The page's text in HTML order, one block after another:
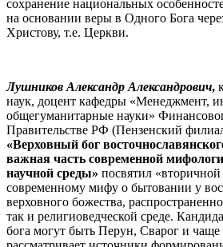
сохранение национальных
на основании веры в Одного Бога
Христову, т.е. Церкви.
Лушников Александр Александрович,
наук, доцент кафедры «Менеджмент,
общегуманитарные науки»
Правительстве РФ (Пензенский
«Верховный бог
важная часть современной
научной среды» посвятил
современному мифу о бытовании у
верховного божества,
так и религиоведческой среде.
бога могут быть Перун, Сварог и чаще